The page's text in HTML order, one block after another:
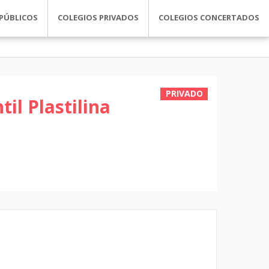
COLEGIOS PRIVADOS COLEGIOS CONCERTADOS
PRIVADO
Plastilina